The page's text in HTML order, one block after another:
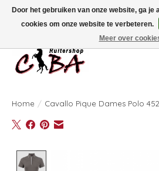
Bij vragen kan u ons contacteren op het
Ambachtstraat 22 A, 3530 Helchteren
Home / Cavallo Pique Dames Polo
Door het gebruiken van onze website, ga
cookies om onze website te verbeteren.
Meer over